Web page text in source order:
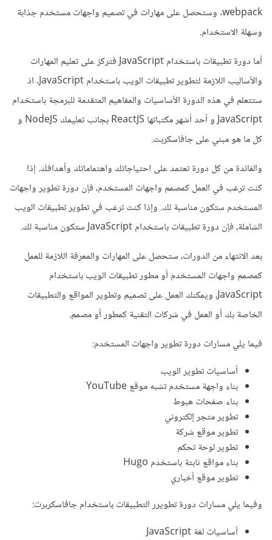
webpack. وستحصل على مهارات في تصميم واجهات مستخدم جذابة
وسهلة الاستخدام.
أما دورة تطبيقات باستخدام JavaScript فتركز على تعليم المهارات
والأساليب اللازمة لتطوير تطبيقات الويب باستخدام JavaScript. اذ
ستتعلم في هذه الدورة الأساسيات والمفاهيم المتقدمة للبرمجة باستخدام
JavaScript و أحد أشهر مكتباتها ReactJS بجانب تعليمك NodeJS و
كل ما هو مبني على جافاسكربت.
والفائدة من كل دورة تعتمد على احتياجاتك واهتماماتك وأهدافك. إذا
كنت ترغب في العمل كمصمم واجهات المستخدم، فإن دورة تطوير واجهات
المستخدم ستكون مناسبة لك. وإذا كنت ترغب في تطوير تطبيقات الويب
الشاملة، فإن دورة تطبيقات باستخدام JavaScript ستكون مناسبة لك.
بعد الانتهاء من الدورات، ستحصل على المهارات والمعرفة اللازمة للعمل
كمصمم واجهات المستخدم أو مطور تطبيقات الويب باستخدام
JavaScript، ويمكنك العمل على تصميم وتطوير المواقع والتطبيقات
الخاصة بك أو العمل في شركات التقنية كمطور أو مصمم.
فيما يلي مسارات دورة تطوير واجهات المستخدم:
أساسيات تطوير الويب
بناء واجهة مستخدم تشبه موقع YouTube
بناء صفحات هبوط
تطوير متجر إلكتروني
تطوير موقع شركة
تطوير لوحة تحكم
بناء مواقع ثابتة باستخدم Hugo
تطوير موقع أخباري
وفيما يلي مسارات دورة تطويرر التطبيقات باستخدام جافاسكربرت:
أساسيات لغة JavaScript